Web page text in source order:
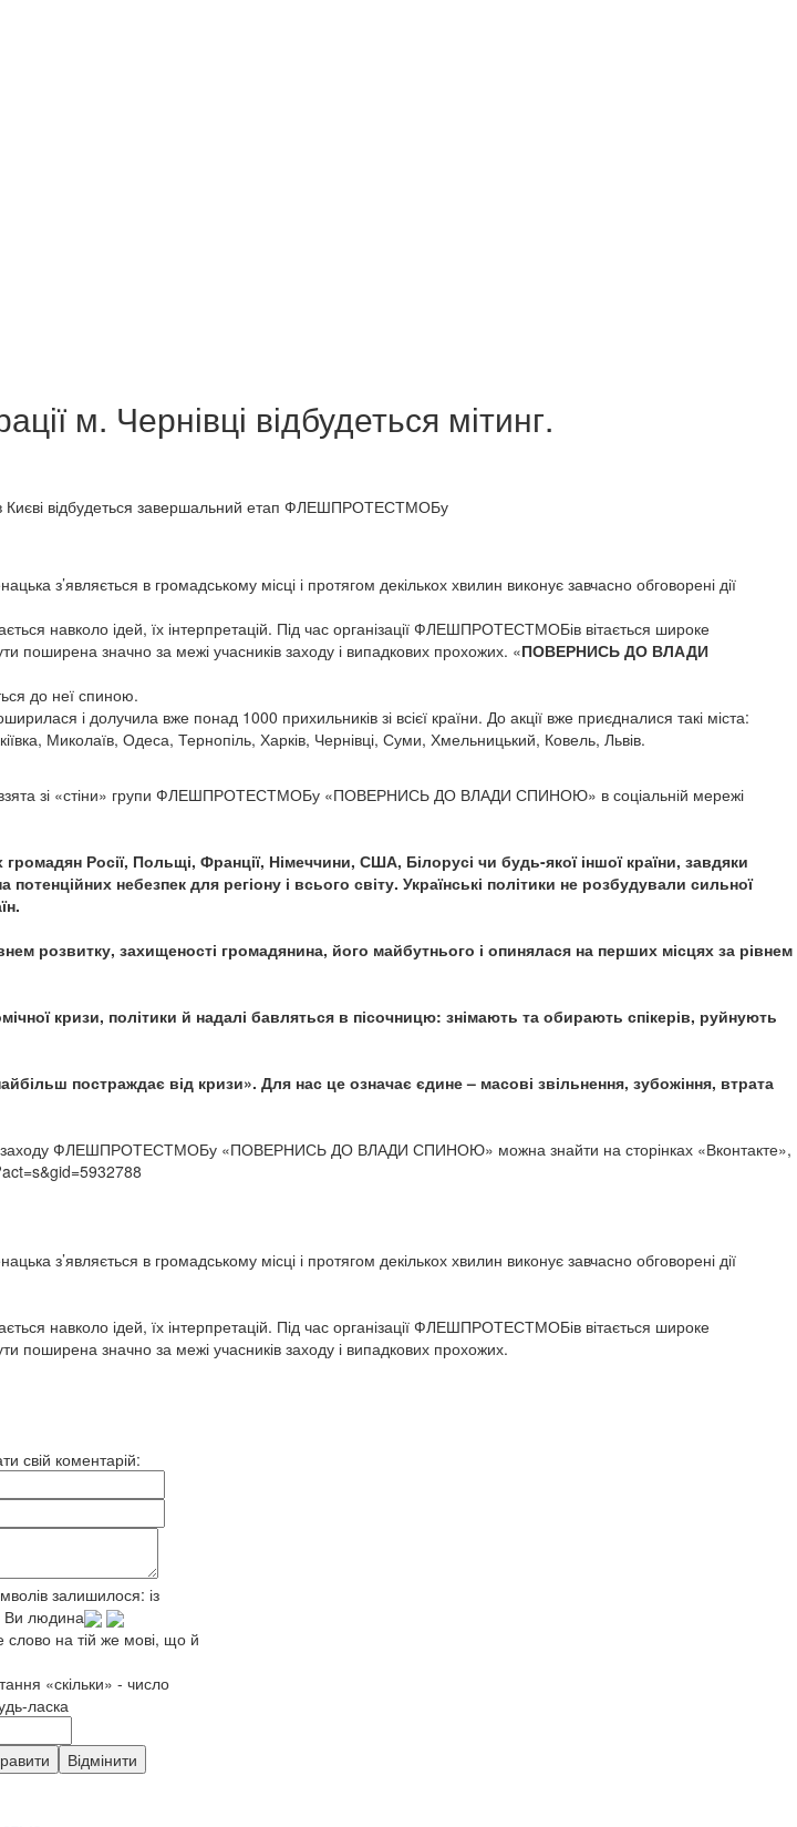
м. Чернівці відбудеться мітинг.
в Києві відбудеться завершальний етап ФЛЕШПРОТЕСТМОБу
в громадському місці і протягом декількох хвилин виконує завчасно обговорені дії
навколо ідей, їх інтерпретацій. Під час організації ФЛЕШПРОТЕСТМОБів вітається широке
поширена значно за межі учасників заходу і випадкових прохожих. «ПОВЕРНИСЬ ДО ВЛАДИ
до неї спиною.
і долучила вже понад 1000 прихильників зі всієї країни. До акції вже приєдналися такі міста:
Миколаїв, Одеса, Тернопіль, Харків, Чернівці, Суми, Хмельницький, Ковель, Львів.
взята зі «стіни» групи ФЛЕШПРОТЕСТМОБу «ПОВЕРНИСЬ ДО ВЛАДИ СПИНОЮ» в соціальній мережі
Росії, Польщі, Франції, Німеччини, США, Білорусі чи будь-якої іншої країни, завдяки
небезпек для регіону і всього світу. Українські політики не розбудували сильної
розвитку, захищеності громадянина, його майбутнього і опинялася на перших місцях за рівнем
кризи, політики й надалі бавляться в пісочницю: знімають та обирають спікерів, руйнують
постраждає від кризи». Для нас це означає єдине – масові звільнення, зубожіння, втрата
заходу ФЛЕШПРОТЕСТМОБу «ПОВЕРНИСЬ ДО ВЛАДИ СПИНОЮ» можна знайти на сторінках «Вконтакте»,
в громадському місці і протягом декількох хвилин виконує завчасно обговорені дії
навколо ідей, їх інтерпретацій. Під час організації ФЛЕШПРОТЕСТМОБів вітається широке
поширена значно за межі учасників заходу і випадкових прохожих.
свій коментарій:
залишилося: із
Ви людина
слово на тій же мові, що й
«скільки» - число
ласка